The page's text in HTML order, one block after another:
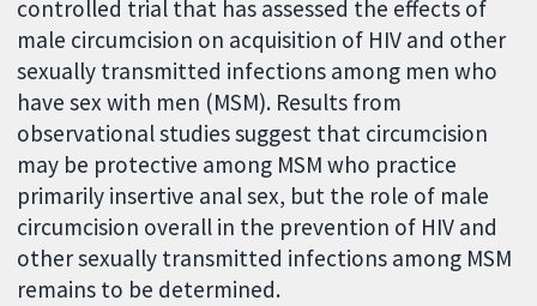
controlled trial that has assessed the effects of
male circumcision on acquisition of HIV and other
sexually transmitted infections among men who
have sex with men (MSM). Results from
observational studies suggest that circumcision
may be protective among MSM who practice
primarily insertive anal sex, but the role of male
circumcision overall in the prevention of HIV and
other sexually transmitted infections among MSM
remains to be determined.